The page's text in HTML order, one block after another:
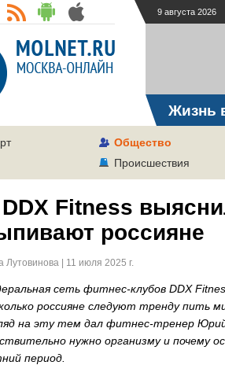
9 августа 2026
Жизнь
Общество
Происшествия
Fitness
россияне
Лутовинова | 11 июля 2025 г.
сеть фитнес-клубов DDX
россияне следуют тренду пить
на эту тем дал фитнес-тренер Юрий
нужно организму и почему
период.